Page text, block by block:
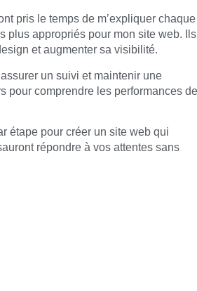
pris le temps de m’expliquer chaque
plus appropriés pour mon site web. Ils
et augmenter sa visibilité.
un suivi et maintenir une
pour comprendre les performances de
étape pour créer un site web qui
répondre à vos attentes sans